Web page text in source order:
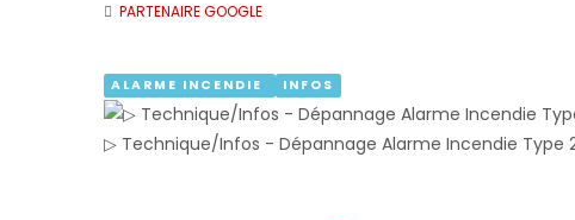
PARTENAIRE GOOGLE
ALARME INCENDIE INFOS
▷ Technique/Infos - Dépannage Alarme Incendie Type